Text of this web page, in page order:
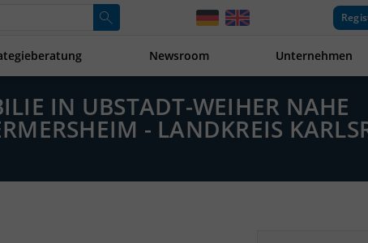
Newsroom Unternehmen
IN UBSTADT-WEIHER NAHE
- LANDKREIS